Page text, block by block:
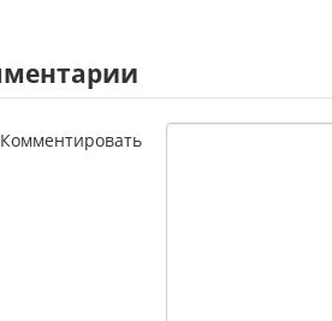
Комментировать